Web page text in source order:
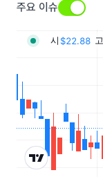
주요 이슈